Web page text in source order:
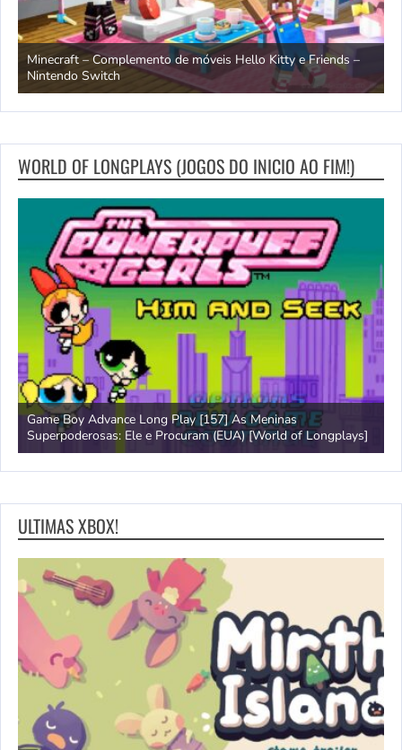
Minecraft – Complemento de móveis Hello Kitty e Friends –
Nintendo Switch
WORLD OF LONGPLAYS (JOGOS DO INICIO AO FIM!)
Game Boy Advance Long Play [157] As Meninas
Superpoderosas: Ele e Procuram (EUA) [World of Longplays]
ULTIMAS XBOX!